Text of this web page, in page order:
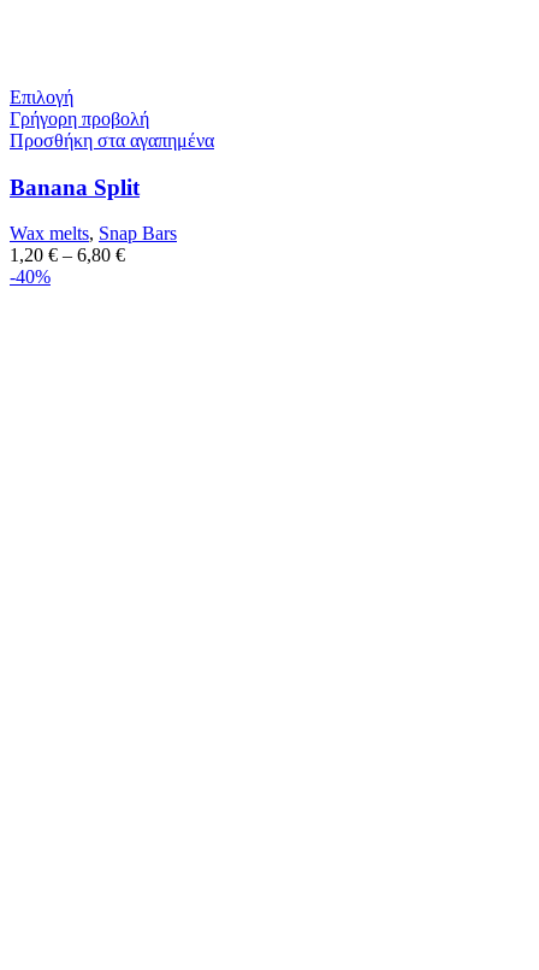
Επιλογή
Γρήγορη προβολή
Προσθήκη στα αγαπημένα
Banana Split
Wax melts, Snap Bars
1,20 € – 6,80 €
-40%